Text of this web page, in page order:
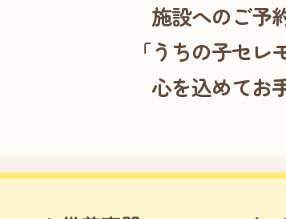
施設へのご予
「うちの子セ
心を込めてお